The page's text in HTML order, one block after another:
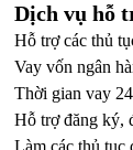
Dịch vụ hỗ
Hỗ trợ các thủ
Vay vốn ngân
Thời gian vay
Hỗ trợ đăng ký,